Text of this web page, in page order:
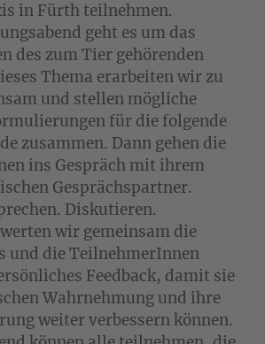
in Fürth teilnehmen.
geht es um das
des zum Tier gehörenden
Thema erarbeiten wir zu
und stellen mögliche
für die folgende
zusammen. Dann gehen die
ins Gespräch mit ihrem
Gesprächspartner.
Diskutieren.
wir gemeinsam die
und die TeilnehmerInnen
Feedback, damit sie
Wahrnehmung und ihre
weiter verbessern können.